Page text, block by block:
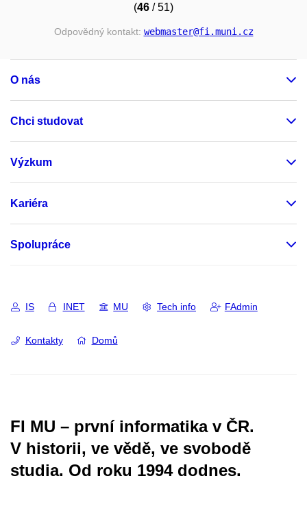
(46 / 51)
Odpovědný kontakt: webmaster@fi.muni.cz
O nás
Chci studovat
Výzkum
Kariéra
Spolupráce
IS INET MU Tech info FAdmin
Kontakty Domů
FI MU – první informatika v ČR.
V historii, ve vědě, ve svobodě
studia. Od roku 1994 dodnes.